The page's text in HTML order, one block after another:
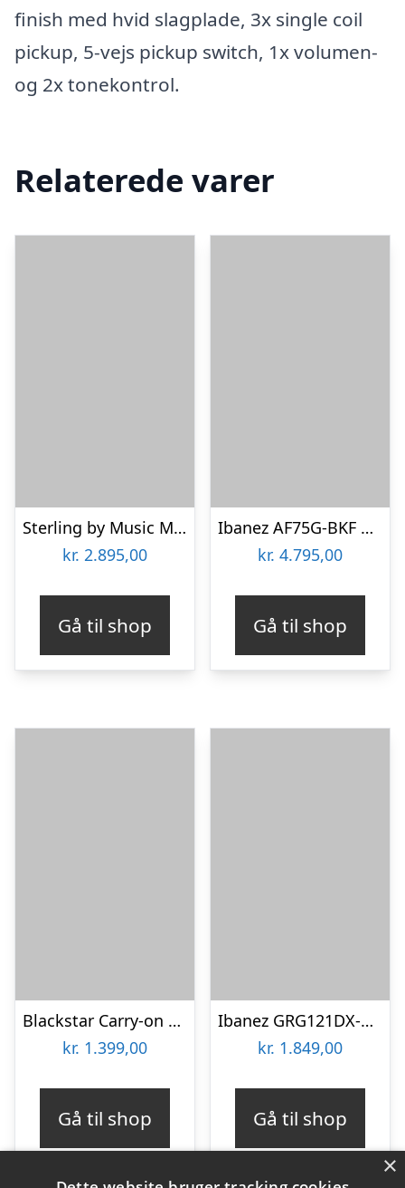
finish med hvid slagplade, 3x single coil
pickup, 5-vejs pickup switch, 1x volumen-
og 2x tonekontrol.
Relaterede varer
Sterling by Music Man Cutlass CT30SSS El Guitar – Fiesta Red
kr. 2.895,00
Gå til shop
Ibanez AF75G-BKF Elektrisk Guitar – Sort
kr. 4.795,00
Gå til shop
Blackstar Carry-on ST Guitar – Hvid
kr. 1.399,00
Gå til shop
Ibanez GRG121DX-WNF Elguitar – Dark Walnut Flat
kr. 1.849,00
Gå til shop
×